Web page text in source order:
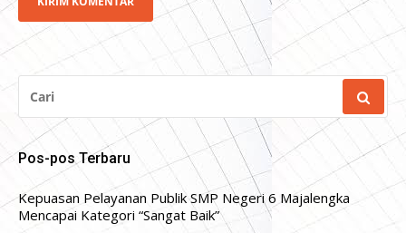
UNTUK:
Pos-pos Terbaru
Kepuasan Pelayanan Publik SMP Negeri 6 Majalengka
Mencapai Kategori “Sangat Baik”